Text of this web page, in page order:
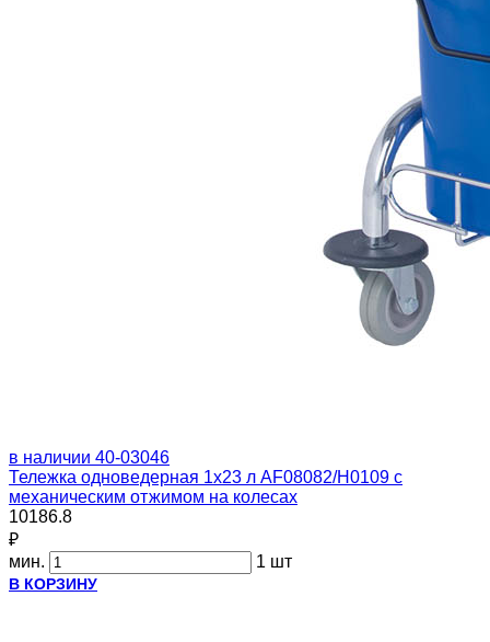
в наличии 40-03046
Тележка одноведерная 1x23 л AF08082/H0109 с
механическим отжимом на колесах
10186.8
₽
мин.
1 шт
В КОРЗИНУ